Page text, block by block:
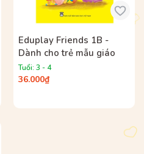
Eduplay Friends 1B -
Dành cho trẻ mẫu giáo
Tuổi: 3 - 4
36.000₫